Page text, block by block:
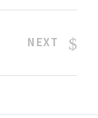
NEXT